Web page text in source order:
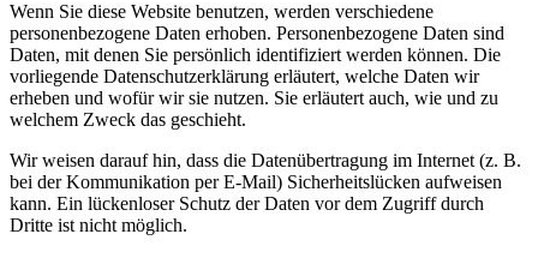
Wenn Sie diese Website benutzen, werden verschiedene
personenbezogene Daten erhoben. Personenbezogene Daten sind
Daten, mit denen Sie persönlich identifiziert werden können. Die
vorliegende Datenschutzerklärung erläutert, welche Daten wir
erheben und wofür wir sie nutzen. Sie erläutert auch, wie und zu
welchem Zweck das geschieht.
Wir weisen darauf hin, dass die Datenübertragung im Internet (z. B.
bei der Kommunikation per E-Mail) Sicherheitslücken aufweisen
kann. Ein lückenloser Schutz der Daten vor dem Zugriff durch
Dritte ist nicht möglich.